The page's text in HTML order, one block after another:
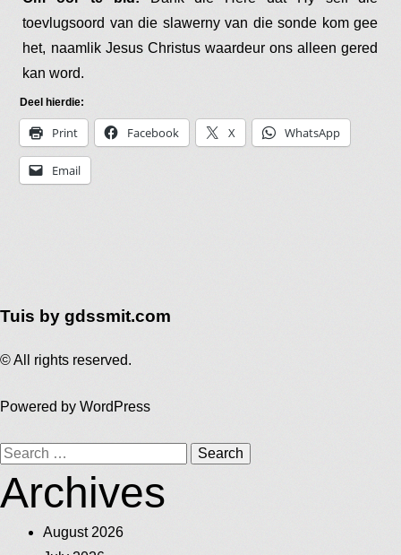
toevlugsoord van die slawerny van die sonde kom gee
het, naamlik Jesus Christus waardeur ons alleen gered
kan word.
Deel hierdie:
Print Facebook X WhatsApp
Email
Tuis by gdssmit.com
© All rights reserved.
Powered by WordPress
Search
for:
Archives
August 2026